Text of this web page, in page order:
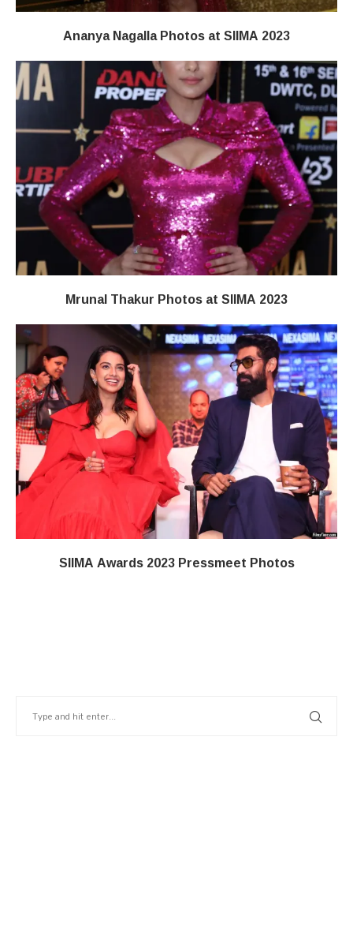
Ananya Nagalla Photos at SIIMA 2023
Mrunal Thakur Photos at SIIMA 2023
SIIMA Awards 2023 Pressmeet Photos